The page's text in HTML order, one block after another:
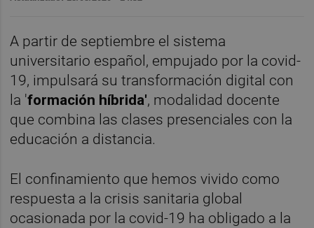
A partir de septiembre el sistema
universitario español, empujado por la covid-
19, impulsará su transformación digital con
la 'formación híbrida', modalidad docente
que combina las clases presenciales con la
educación a distancia.
El confinamiento que hemos vivido como
respuesta a la crisis sanitaria global
ocasionada por la covid-19 ha obligado a la